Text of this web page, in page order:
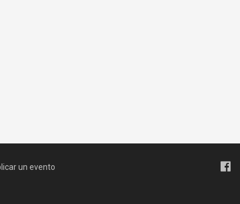
un evento